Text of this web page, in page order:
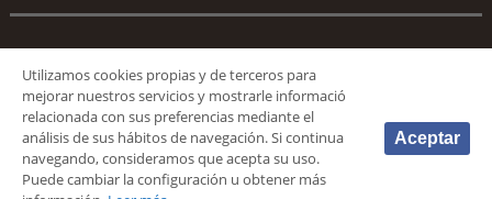
Síguenos
© 2026 Fundación Deportiva Municipal Valencia |AVISO LEGAL
Utilizamos cookies propias y de terceros para
mejorar nuestros servicios y mostrarle informació
relacionada con sus preferencias mediante el
análisis de sus hábitos de navegación. Si continua
navegando, consideramos que acepta su uso.
Puede cambiar la configuración u obtener más
Aceptar